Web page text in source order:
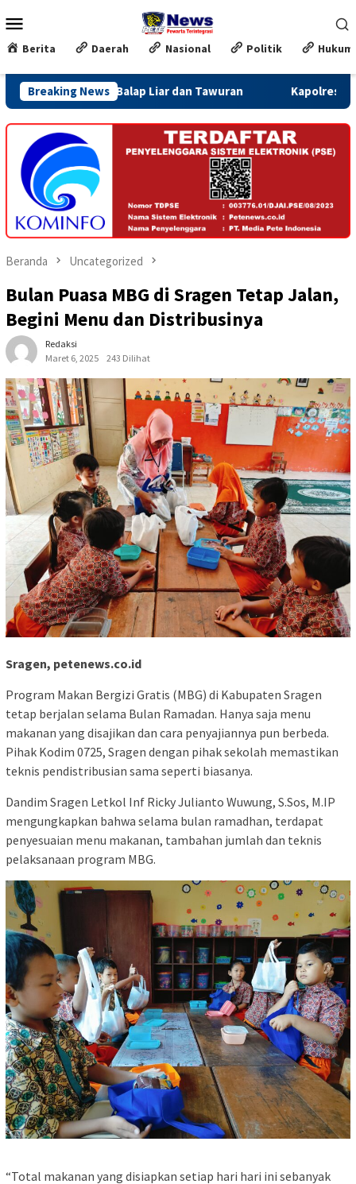
ke
kontenMobile
Berita Daerah Nasional Politik Hukum
Breaking News
Rawan Balap Liar dan Tawuran Kapolres Kendal
Beranda Uncategorized
Bulan Puasa MBG di Sragen Tetap Jalan,
Begini Menu dan Distribusinya
Redaksi
Maret 6, 2025
243 Dilihat
Sragen, petenews.co.id
Program Makan Bergizi Gratis (MBG) di Kabupaten Sragen
tetap berjalan selama Bulan Ramadan. Hanya saja menu
makanan yang disajikan dan cara penyajiannya pun berbeda.
Pihak Kodim 0725, Sragen dengan pihak sekolah memastikan
teknis pendistribusian sama seperti biasanya.
Dandim Sragen Letkol Inf Ricky Julianto Wuwung, S.Sos, M.IP
mengungkapkan bahwa selama bulan ramadhan, terdapat
penyesuaian menu makanan, tambahan jumlah dan teknis
pelaksanaan program MBG.
“Total makanan yang disiapkan setiap hari hari ini sebanyak